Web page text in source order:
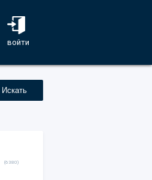
войти
Искать
(6380)